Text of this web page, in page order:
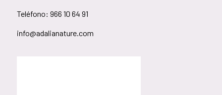
Teléfono: 966 10 64 91
info@adalianature.com